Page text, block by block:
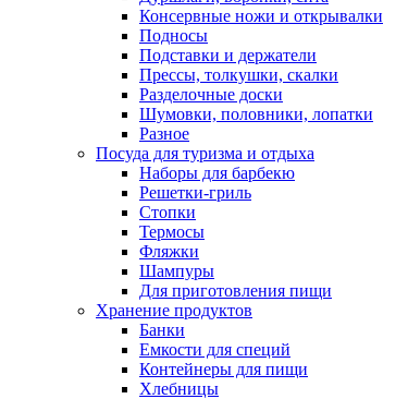
Консервные ножи и открывалки
Подносы
Подставки и держатели
Прессы, толкушки, скалки
Разделочные доски
Шумовки, половники, лопатки
Разное
Посуда для туризма и отдыха
Наборы для барбекю
Решетки-гриль
Стопки
Термосы
Фляжки
Шампуры
Для приготовления пищи
Хранение продуктов
Банки
Емкости для специй
Контейнеры для пищи
Хлебницы